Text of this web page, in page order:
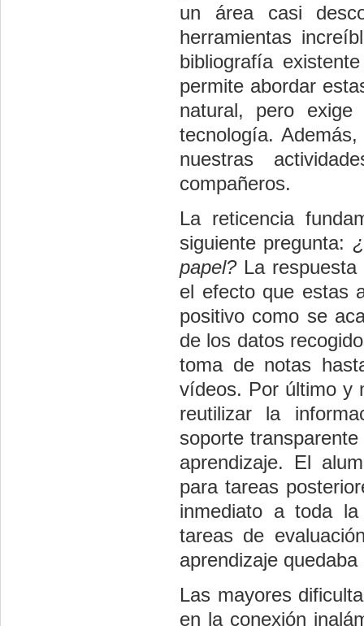
un área casi
herramientas
bibliografía
permite abordar
natural, pero
tecnología.
nuestras
compañeros.
La reticencia
siguiente pregunta:
papel?La respuesta
el efecto que estas
positivo como se
de los datos
toma de notas
vídeos. Por último y
reutilizar la
soporte
aprendizaje. El
para tareas
inmediato a toda
tareas de
aprendizaje
Las mayores
en la conexión